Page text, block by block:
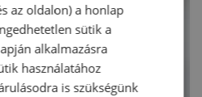
az oldalon) a honlap
sütik a
alkalmazásra
használatához
is szükségünk